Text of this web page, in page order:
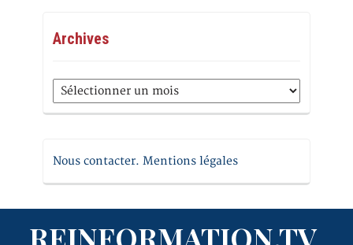
Archives
Archives
Nous contacter. Mentions légales
REINFORMATION.TV